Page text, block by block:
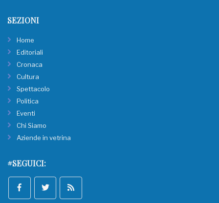
SEZIONI
Home
Editoriali
Cronaca
Cultura
Spettacolo
Politica
Eventi
Chi Siamo
Aziende in vetrina
#SEGUICI: